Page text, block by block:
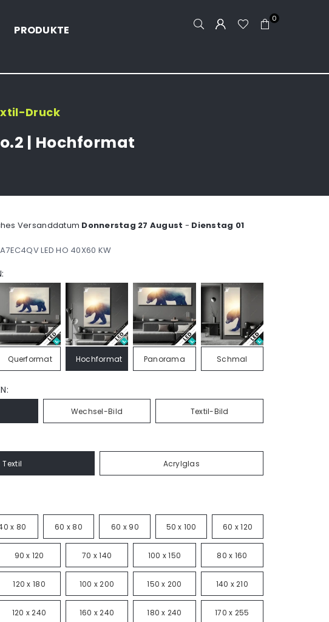
PRODUKTE
0
Druck
| Hochformat
Versanddatum Donnerstag 27 August - Dienstag 01
LED HO 40X60 KW
Querformat Hochformat Panorama Schmal
Wechsel-Bild Textil-Bild
Textil Acrylglas
x 80 60 x 80 60 x 90 50 x 100 60 x 120
90 x 120 70 x 140 100 x 150 80 x 160
120 x 180 100 x 200 150 x 200 140 x 210
120 x 240 160 x 240 180 x 240 170 x 255